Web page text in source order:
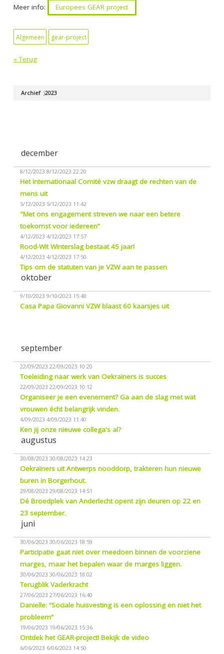
Meer info: Europees GEAR project
Algemeen gear-project
« Terug
Archief 2023
december
8/12/2023 8/12/2023 22:20
Het Internationaal Comité vzw draagt de rechten van de
mens uit
5/12/2023 5/12/2023 11:42
"Met ons engagement streven we naar een betere
toekomst voor iedereen”
4/12/2023 4/12/2023 17:57
Rood-Wit Winterslag bestaat 45 jaar!
4/12/2023 4/12/2023 17:50
Tips om de statuten van je VZW aan te passen
oktober
9/10/2023 9/10/2023 15:48
Casa Papa Giovanni VZW blaast 60 kaarsjes uit
september
22/09/2023 22/09/2023 10:20
Toeleiding naar werk van Oekraïners is succes
22/09/2023 22/09/2023 10:12
Organiseer je een evenement? Ga aan de slag met wat
vrouwen écht belangrijk vinden.
4/09/2023 4/09/2023 11:40
Ken jij onze nieuwe collega's al?
augustus
30/08/2023 30/08/2023 14:23
Oekraïners uit Antwerps nooddorp, trakteren hun nieuwe
buren in Borgerhout.
29/08/2023 29/08/2023 14:51
Dé Broedplek van Anderlecht opent zijn deuren op 22 en
23 september.
juni
30/06/2023 30/06/2023 18:59
Participatie gaat niet over meedoen binnen de voorziene
marges, maar het bepalen waar de marges liggen.
30/06/2023 30/06/2023 18:02
Terugblik Vaderkracht
27/06/2023 27/06/2023 16:40
Danielle: “Sociale huisvesting is een oplossing en niet het
probleem”
19/06/2023 19/06/2023 15:36
Ontdek het GEAR-project! Bekijk de video
6/06/2023 6/06/2023 14:50